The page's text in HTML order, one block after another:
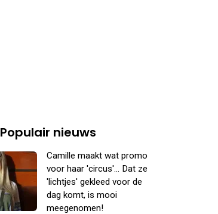
Populair nieuws
Camille maakt wat promo
voor haar 'circus'... Dat ze
'lichtjes' gekleed voor de
dag komt, is mooi
meegenomen!